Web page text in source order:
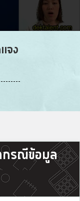
จง
กรณีข้อมูล